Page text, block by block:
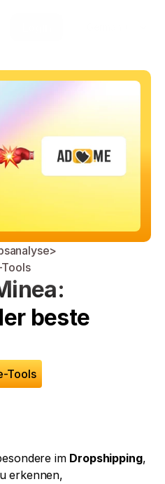
>
beste
Tools
im Dropshipping,
erkennen,